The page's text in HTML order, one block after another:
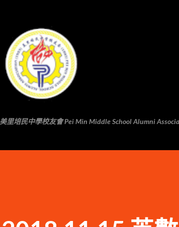
美里培民中學校友會 Pei Min Middle School Alumni